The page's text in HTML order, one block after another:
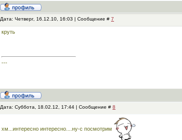
Дата: Четверг, 16.12.10, 16:03 | Сообщение # 7
круть
---
Дата: Суббота, 18.02.12, 17:44 | Сообщение # 8
хм...интересно интересно....ну-с посмотрим